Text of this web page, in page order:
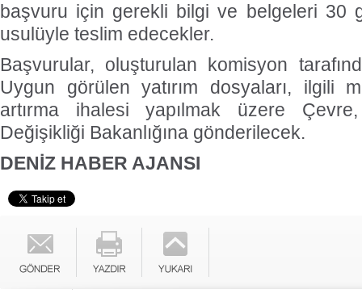
başvuru için gerekli bilgi ve belgeleri 30
usulüyle teslim edecekler.
Başvurular, oluşturulan komisyon
Uygun görülen yatırım dosyaları, ilgili
artırma ihalesi yapılmak üzere
Değişikliği Bakanlığına gönderilecek.
DENİZ HABER AJANSI